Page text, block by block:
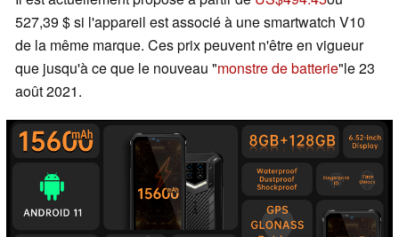
527,39 $ si l'appareil est associé à une smartwatch V10
de la même marque. Ces prix peuvent n'être en vigueur
que jusqu'à ce que le nouveau "monstre de batterie"le 23
août 2021.